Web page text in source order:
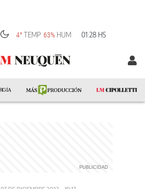
4° TEMP 63% HUM 01:28 HS